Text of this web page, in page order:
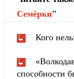
Cемёрки"
Кого
способности